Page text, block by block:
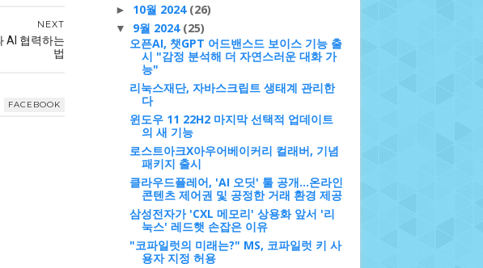
NEXT
AI 협력하는
법
FACEBOOK
► 10월 2024 (26)
▼ 9월 2024 (25)
오픈AI, 챗GPT 어드밴스드 보이스 기능 출
시 "감정 분석해 더 자연스러운 대화 가
능"
리눅스재단, 자바스크립트 생태계 관리한
다
윈도우 11 22H2 마지막 선택적 업데이트
의 새 기능
로스트아크X아우어베이커리 컬래버, 기념
패키지 출시
클라우드플레어, 'AI 오딧' 툴 공개…온라인
콘텐츠 제어권 및 공정한 거래 환경 제공
삼성전자가 'CXL 메모리' 상용화 앞서 '리
눅스' 레드햇 손잡은 이유
"코파일럿의 미래는?" MS, 코파일럿 키 사
용자 지정 허용